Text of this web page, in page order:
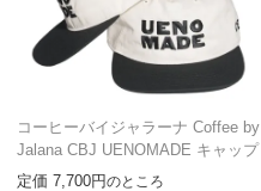
コーヒーバイジャラーナ Coffee by
Jalana CBJ UENOMADE キャップ
定価 7,700 のところ